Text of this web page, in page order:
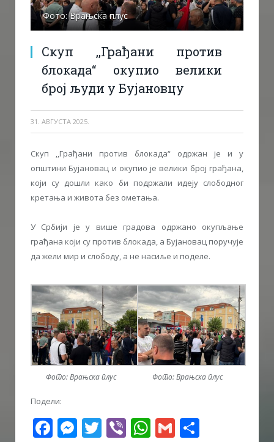
Фото: Врањска плус
Скуп ,,Грађани против
блокада“ окупио велики
број људи у Бујановцу
31. АВГУСТА 2025.
Скуп ,,Грађани против блокада“ одржан је и у
општини Бујановац и окупио је велики број грађана,
који су дошли како би подржали идеју слободног
кретања и живота без ометања.
У Србији је у више градова одржано окупљање
грађана који су против блокада, а Бујановац поручује
да жели мир и слободу, а не насиље и поделе.
Фото: Врањска плус Фото: Врањска плус
Подели:
Facebook
Messenger
Twitter
ViberWhatsApp
Gmail